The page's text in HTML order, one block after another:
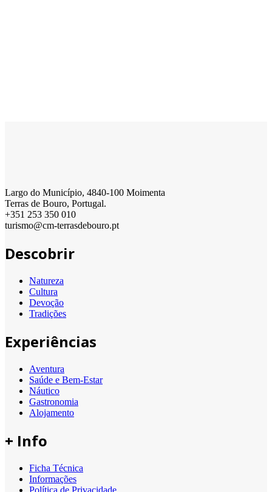
Largo do Município, 4840-100 Moimenta
Terras de Bouro, Portugal.
+351 253 350 010
turismo@cm-terrasdebouro.pt
Descobrir
Natureza
Cultura
Devoção
Tradições
Experiências
Aventura
Saúde e Bem-Estar
Náutico
Gastronomia
Alojamento
+ Info
Ficha Técnica
Informações
Política de Privacidade